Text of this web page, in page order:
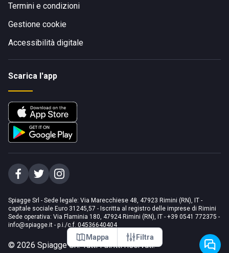
Mappa Filtra
Termini e condizioni
Gestione cookie
Accessibilità digitale
Scarica l'app
Spiagge Srl - Sede legale: Via Marecchiese 48, 47923 Rimini (RN), IT -
capitale sociale Euro 31245,57 - Iscritta al registro delle imprese di Rimini
Sede operativa: Via Flaminia 180, 47924 Rimini (RN), IT - +39 0541 772375 -
info@spiagge.it - p.i./c.f. 04536640404
© 2026 Spiagge Srl. Tutti i diritti riservati.